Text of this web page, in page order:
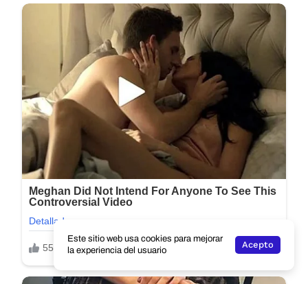
Este sitio web usa cookies para mejorar
la experiencia del usuario
Acepto